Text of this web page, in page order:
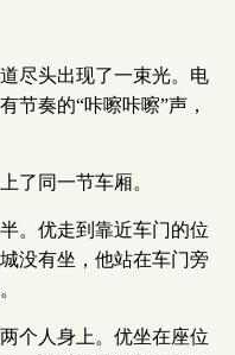
尽头出现了一束光。电
节奏的“咔嚓咔嚓”声，
了同一节车厢。
。优走到靠近车门的位
没有坐，他站在车门旁
个人身上。优坐在座位